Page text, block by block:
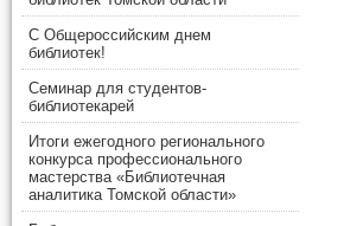
С Общероссийским днем
библиотек!
Семинар для студентов-
библиотекарей
Итоги ежегодного регионального
конкурса профессионального
мастерства «Библиотечная
аналитика Томской области»